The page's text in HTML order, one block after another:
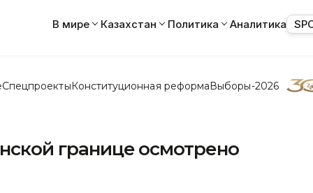
В мире Казахстан Политика Аналитика
СпецпроектыКонституционная реформаВыборы-2026
границе осмотрено